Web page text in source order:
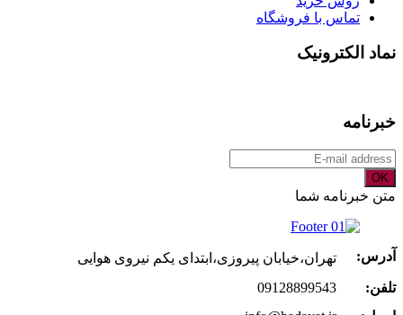
تماس با فروشگاه
نماد الکترونیک
خبرنامه
OK
متن خبرنامه شما
آدرس:
تهران،خیابان پیروزی،ابتدای یکم نیروی هوایی
تلفن:
09128899543